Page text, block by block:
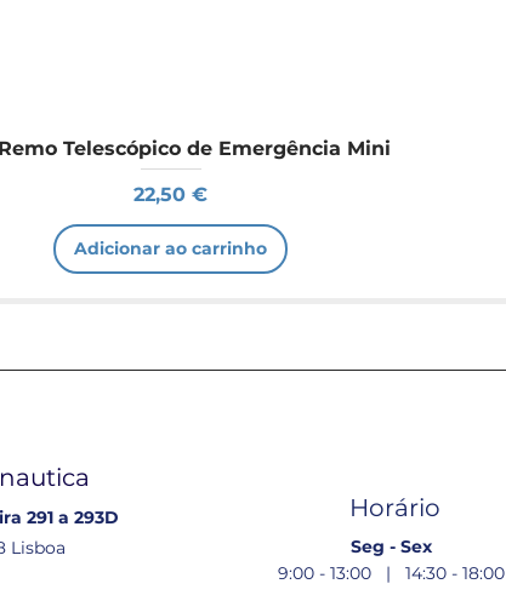
Telescópico de Emergência Mini
Preço
22,50 €
Adicionar ao carrinho
291 a 293D
Lisboa
Horário
Seg - Sex
9:00 - 13:00 | 14:30 - 18:00